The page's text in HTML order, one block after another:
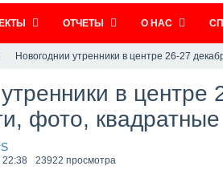
ОТЧЕТЫ О НАС
Новогоднии утренники в центре 26-27
в
фото, квадратные
22:38 23922 просмотра